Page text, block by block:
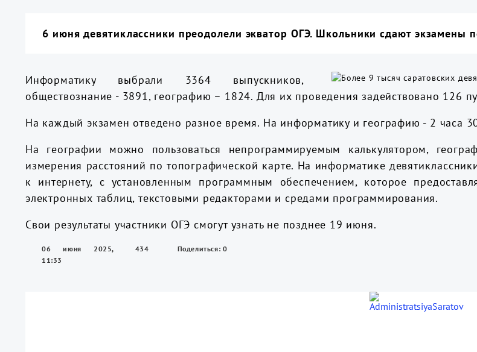
6 июня девятиклассники преодолели экватор ОГЭ. Школьники сдают
Информатику выбрали 3364 выпускников,
обществознание - 3891, географию – 1824. Для их проведения задействовано 126
На каждый экзамен отведено разное время. На информатику и географию - 2 часа
На географии можно пользоваться непрограммируемым калькулятором,
измерения расстояний по топографической карте. На информатике
к интернету, с установленным программным обеспечением, которое
электронных таблиц, текстовыми редакторами и средами программирования.
Свои результаты участники ОГЭ смогут узнать не позднее 19 июня.
06 июня 2025,
11:33
434 Поделиться: 0